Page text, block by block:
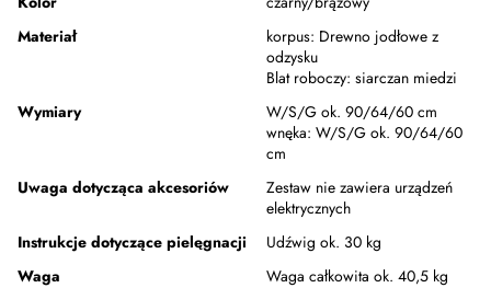
Materiał
korpus: Drewno jodłowe z
odzysku
Blat roboczy: siarczan miedzi
Wymiary
W/S/G ok. 90/64/60 cm
wnęka: W/S/G ok. 90/64/60
cm
Uwaga dotycząca akcesoriów
Zestaw nie zawiera urządzeń
elektrycznych
Instrukcje dotyczące pielęgnacji
Udźwig ok. 30 kg
Waga
Waga całkowita ok. 40,5 kg